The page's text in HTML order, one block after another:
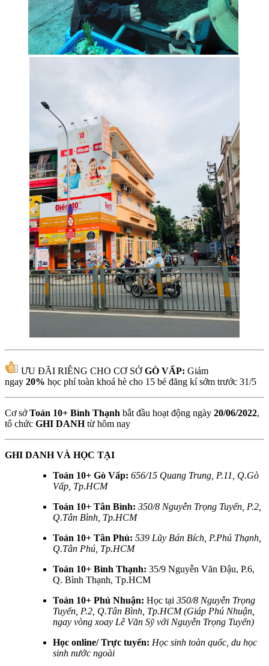
ƯU ĐÃI RIÊNG CHO CƠ SỞ GÒ VẤP: Giảm
ngay 20% học phí toàn khoá hè cho 15 bé đăng kí sớm trước 31/5
Cơ sởToán 10+ Bình Thạnh bắt đầu hoạt động ngày 20/06/2022,
tổ chức GHI DANHtừ hôm nay
GHI DANH VÀ HỌC TẠI
Toán 10+ Gò Vấp: 656/15 Quang Trung, P.11, Q.Gò
Vấp, Tp.HCM
Toán 10+ Tân Bình: 350/8 Nguyễn Trọng Tuyển, P.2,
Q.Tân Bình, Tp.HCM
Toán 10+ Tân Phú: 539 Lũy Bán Bích, P.Phú Thạnh,
Q.Tân Phú, Tp.HCM
Toán 10+ Bình Thạnh: 35/9 Nguyễn Văn Đậu, P.6,
Q. Bình Thạnh, Tp.HCM
Toán 10+ Phú Nhuận: Học tại 350/8 Nguyễn Trọng
Tuyển, P.2, Q.Tân Bình, Tp.HCM (Giáp Phú Nhuận,
ngay vòng xoay Lê Văn Sỹ với Nguyễn Trọng Tuyển)
Học online/ Trực tuyến: Học sinh toàn quốc, du học
sinh nước ngoài